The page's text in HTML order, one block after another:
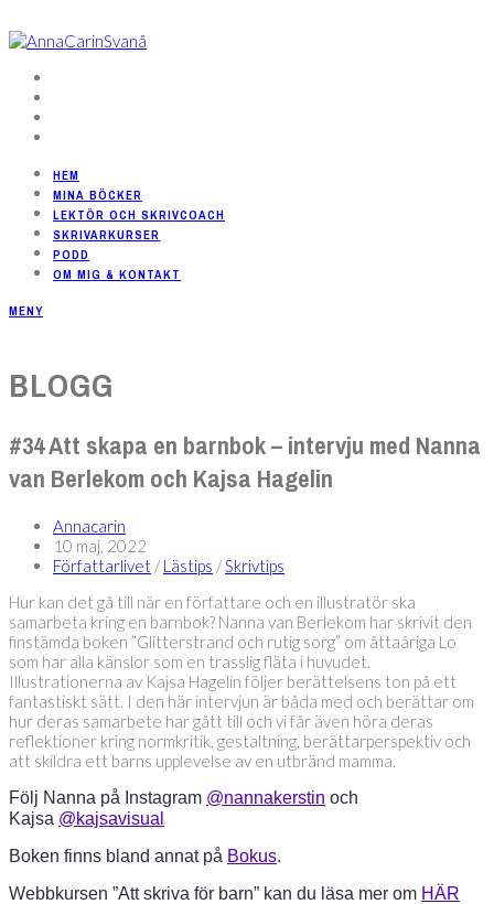
HEM
MINA BÖCKER
LEKTÖR OCH SKRIVCOACH
SKRIVARKURSER
PODD
OM MIG & KONTAKT
MENY
BLOGG
#34 Att skapa en barnbok – intervju med Nanna
van Berlekom och Kajsa Hagelin
Annacarin
10 maj, 2022
Författarlivet / Lästips /Skrivtips
Hur kan det gå till när en författare och en illustratör ska
samarbeta kring en barnbok? Nanna van Berlekom har skrivit den
finstämda boken ”Glitterstrand och rutig sorg” om åttaåriga Lo
som har alla känslor som en trasslig fläta i huvudet.
Illustrationerna av Kajsa Hagelin följer berättelsens ton på ett
fantastiskt sätt. I den här intervjun är båda med och berättar om
hur deras samarbete har gått till och vi får även höra deras
reflektioner kring normkritik, gestaltning, berättarperspektiv och
att skildra ett barns upplevelse av en utbränd mamma.
Följ Nanna på Instagram @nannakerstin och
Kajsa @kajsavisual
Boken finns bland annat på Bokus.
Webbkursen ”Att skriva för barn” kan du läsa mer om HÄR